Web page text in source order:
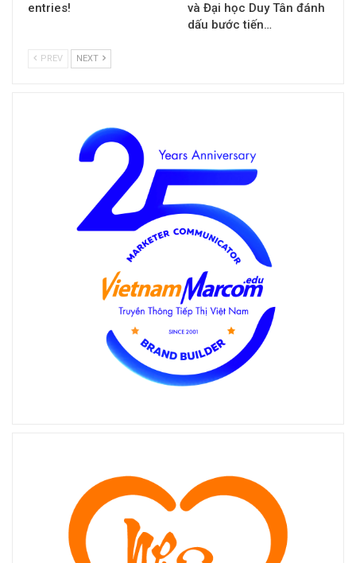
entries!
và Đại học Duy Tân đánh
dấu bước tiến…
PREV NEXT